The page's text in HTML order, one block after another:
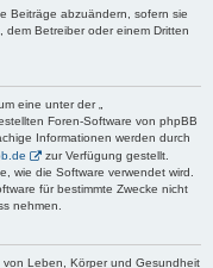
Beiträge abzuändern, sofern sie
Betreiber oder einem Dritten
eine unter der „
Foren-Software von phpBB
Informationen werden durch
zur Verfügung gestellt.
wie die Software verwendet wird.
für bestimmte Zwecke nicht
nehmen.
von Leben, Körper und Gesundheit